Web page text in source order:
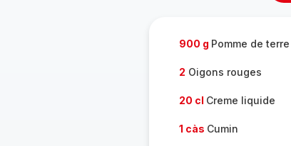
900 g Pomme de terre
2 Oigons rouges
20 cl Creme liquide
1 càs Cumin